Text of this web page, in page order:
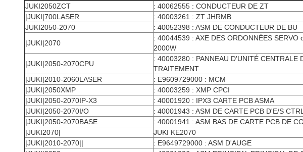
JUKI2050ZCT
: 40062555 : CONDUCTEUR DE ZT
|JUKI|700LASER
: 40003261 : ZT JHRMB
JUKI2050-2070
: 40052398 : ASM DE CONDUCTEUR DE BU
|JUKI|2070
: 40044539 : AXE DES ORDONNÉES SERVO
2000W
|JUKI|2050-2070CPU
: 40003280 : PANNEAU D'UNITÉ CENTRALE
TRAITEMENT
|JUKI|2010-2060LASER
: E9609729000 : MCM
|JUKI|2050XMP
: 40003259 : XMP CPCI
|JUKI|2050-2070IP-X3
: 40001920 : IPX3 CARTE PCB ASMA
|JUKI|2050-2070I/O
: 40001943 : ASM DE CARTE PCB D'E/S CTRL
|JUKI|2050-2070BASE
: 40001941 : ASM BAS DE CARTE PCB DE
|JUKI2070|
JUKI KE2070
|JUKI|2010-2070||
: E9649729000 : ASM D'AUGE